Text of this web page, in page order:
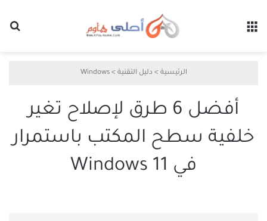
الرئيسية > دليل التقنية >
Windows
أفضل 6 طرق لإصلاح تغير
خلفية سطح المكتب باستمرار
في Windows 11